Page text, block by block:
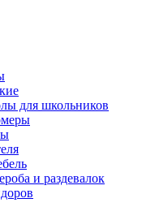
для школьников
и раздевалок